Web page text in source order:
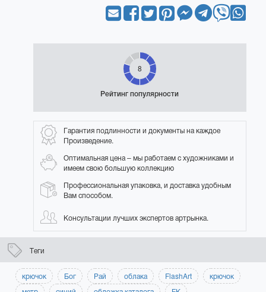
8
Рейтинг популярности
Гарантия подлинности и документы на каждое
Произведение.
Оптимальная цена – мы работаем с художниками и
имеем свою большую коллекцию
Профессиональная упаковка, и доставка удобным
Вам способом.
Консультации лучших экспертов артрынка.
Теги
крючок Бог Рай облака FlashArt
крючок